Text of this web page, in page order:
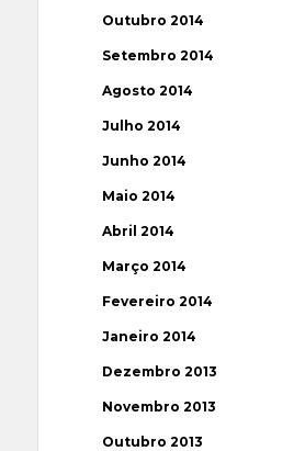
Outubro 2014
Setembro 2014
Agosto 2014
Julho 2014
Junho 2014
Maio 2014
Abril 2014
Março 2014
Fevereiro 2014
Janeiro 2014
Dezembro 2013
Novembro 2013
Outubro 2013